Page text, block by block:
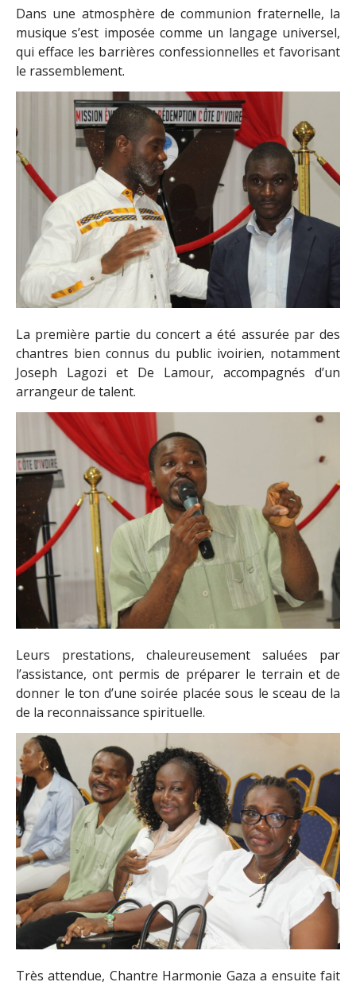
Dans une atmosphère de communion fraternelle, la
musique s’est imposée comme un langage universel,
qui efface les barrières confessionnelles et favorisant
le rassemblement.
La première partie du concert a été assurée par des
chantres bien connus du public ivoirien, notamment
Joseph Lagozi et De Lamour, accompagnés d’un
arrangeur de talent.
Leurs prestations, chaleureusement saluées par
l’assistance, ont permis de préparer le terrain et de
donner le ton d’une soirée placée sous le sceau de la
de la reconnaissance spirituelle.
Très attendue, Chantre Harmonie Gaza a ensuite fait